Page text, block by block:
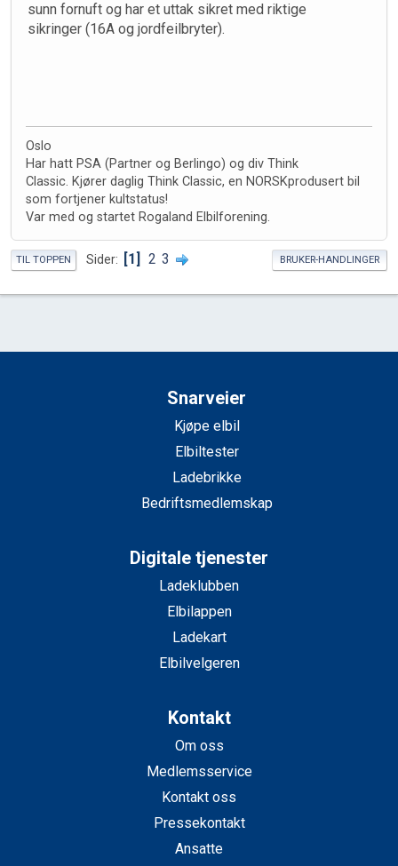
sunn fornuft og har et uttak sikret med riktige
sikringer (16A og jordfeilbryter).
Oslo
Har hatt PSA (Partner og Berlingo) og div Think
Classic. Kjører daglig Think Classic, en NORSKprodusert bil
som fortjener kultstatus!
Var med og startet Rogaland Elbilforening.
TIL TOPPEN Sider 1 2 3 BRUKER-HANDLINGER
Snarveier
Kjøpe elbil
Elbiltester
Ladebrikke
Bedriftsmedlemskap
Digitale tjenester
Ladeklubben
Elbilappen
Ladekart
Elbilvelgeren
Kontakt
Om oss
Medlemsservice
Kontakt oss
Pressekontakt
Ansatte